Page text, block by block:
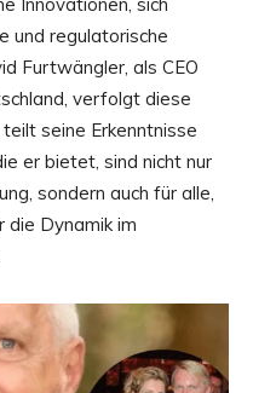
und regulatorische
Furtwängler, als CEO
verfolgt diese
seine Erkenntnisse
er bietet, sind nicht nur
sondern auch für alle,
die Dynamik im